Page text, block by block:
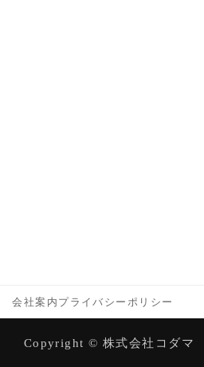
会社案内 プライバシーポリシー
Copyright © 株式会社コダ